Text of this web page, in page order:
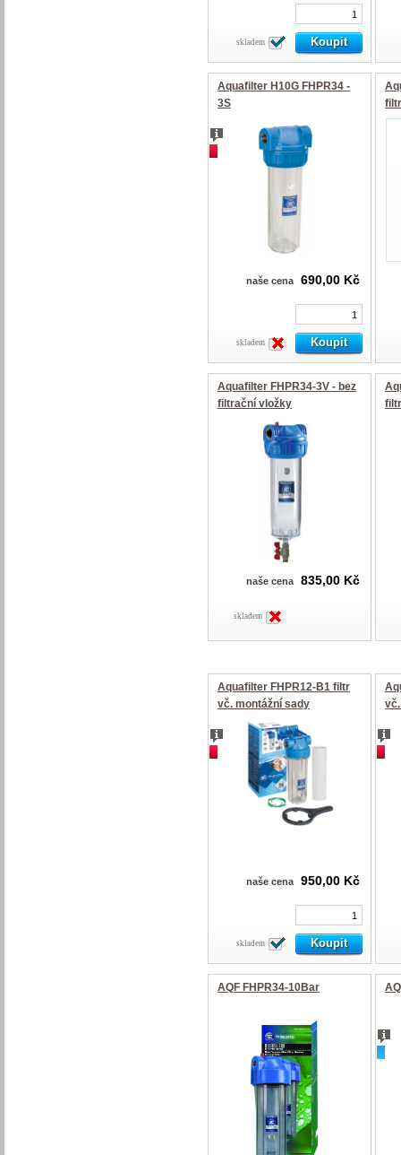
skladem
Aquafilter H10G FHPR34 -
3S
naše cena 690,00 Kč
skladem
Aquafilter FHPR34-3V - bez
filtrační vložky
naše cena 835,00 Kč
skladem
Aquafilter FHPR12-B1 filtr
vč. montážní sady
naše cena 950,00 Kč
skladem
AQF FHPR34-10Bar